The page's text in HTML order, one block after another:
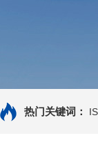
热门关键词：